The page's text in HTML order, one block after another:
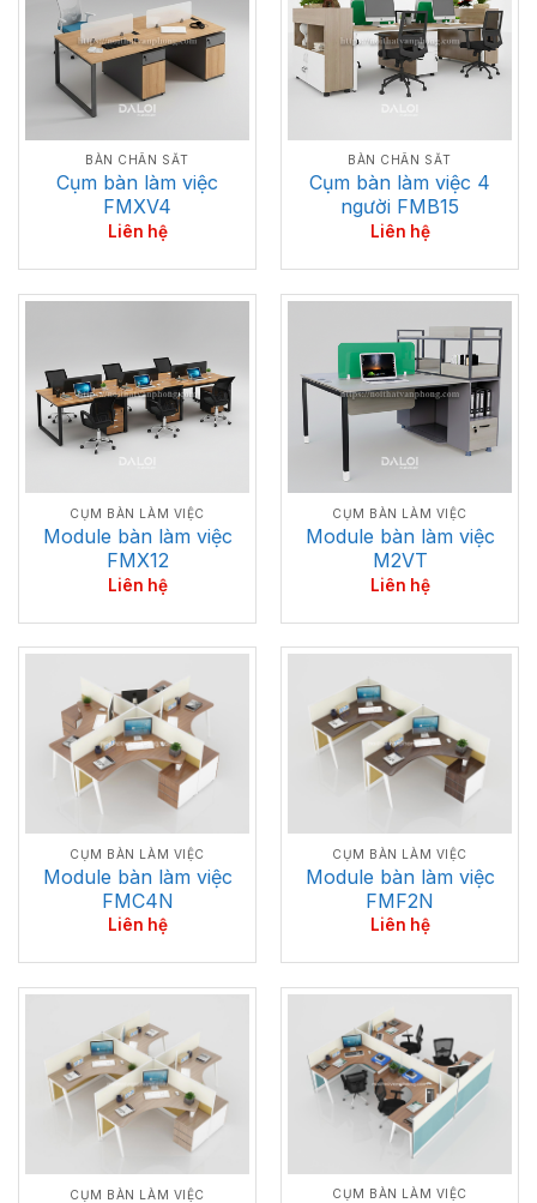
BÀN CHÂN SẮT
Cụm bàn làm việc
FMXV4
Liên hệ
BÀN CHÂN SẮT
Cụm bàn làm việc 4
người FMB15
Liên hệ
CỤM BÀN LÀM VIỆC
Module bàn làm việc
FMX12
Liên hệ
CỤM BÀN LÀM VIỆC
Module bàn làm việc
M2VT
Liên hệ
CỤM BÀN LÀM VIỆC
Module bàn làm việc
FMC4N
Liên hệ
CỤM BÀN LÀM VIỆC
Module bàn làm việc
FMF2N
Liên hệ
CỤM BÀN LÀM VIỆC CỤM BÀN LÀM VIỆC